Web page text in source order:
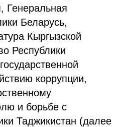
Генеральная
Беларусь,
Кыргызской
Республики
коррупции,
и борьбе с
Таджикистан (далее